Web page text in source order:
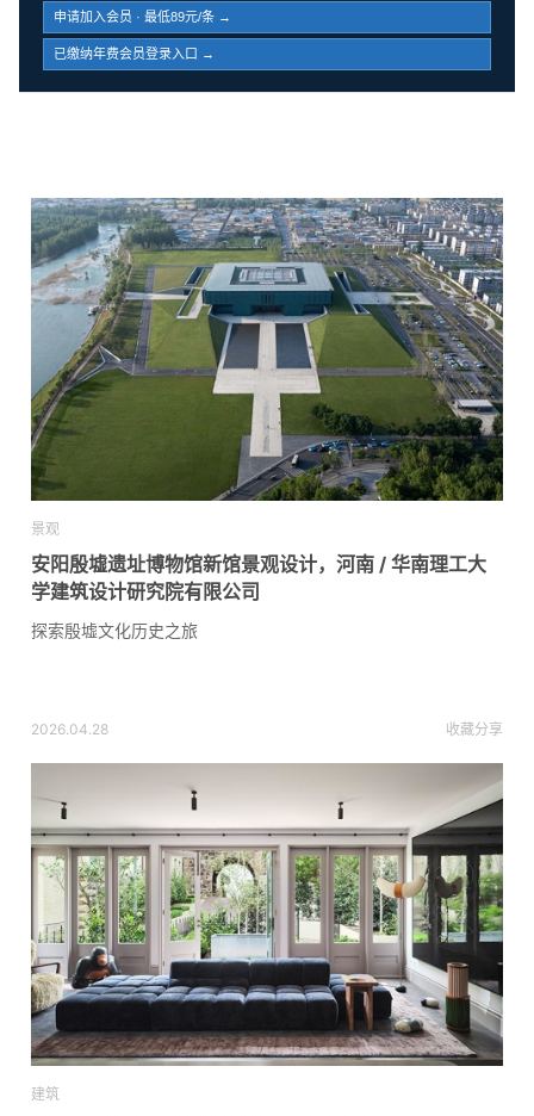
申请加入会员 · 最低89元/条 →
已缴纳年费会员登录入口 →
景观
安阳殷墟遗址博物馆新馆景观设计，河南 / 华南理工大
学建筑设计研究院有限公司
探索殷墟文化历史之旅
2026.04.28 收藏分享
建筑